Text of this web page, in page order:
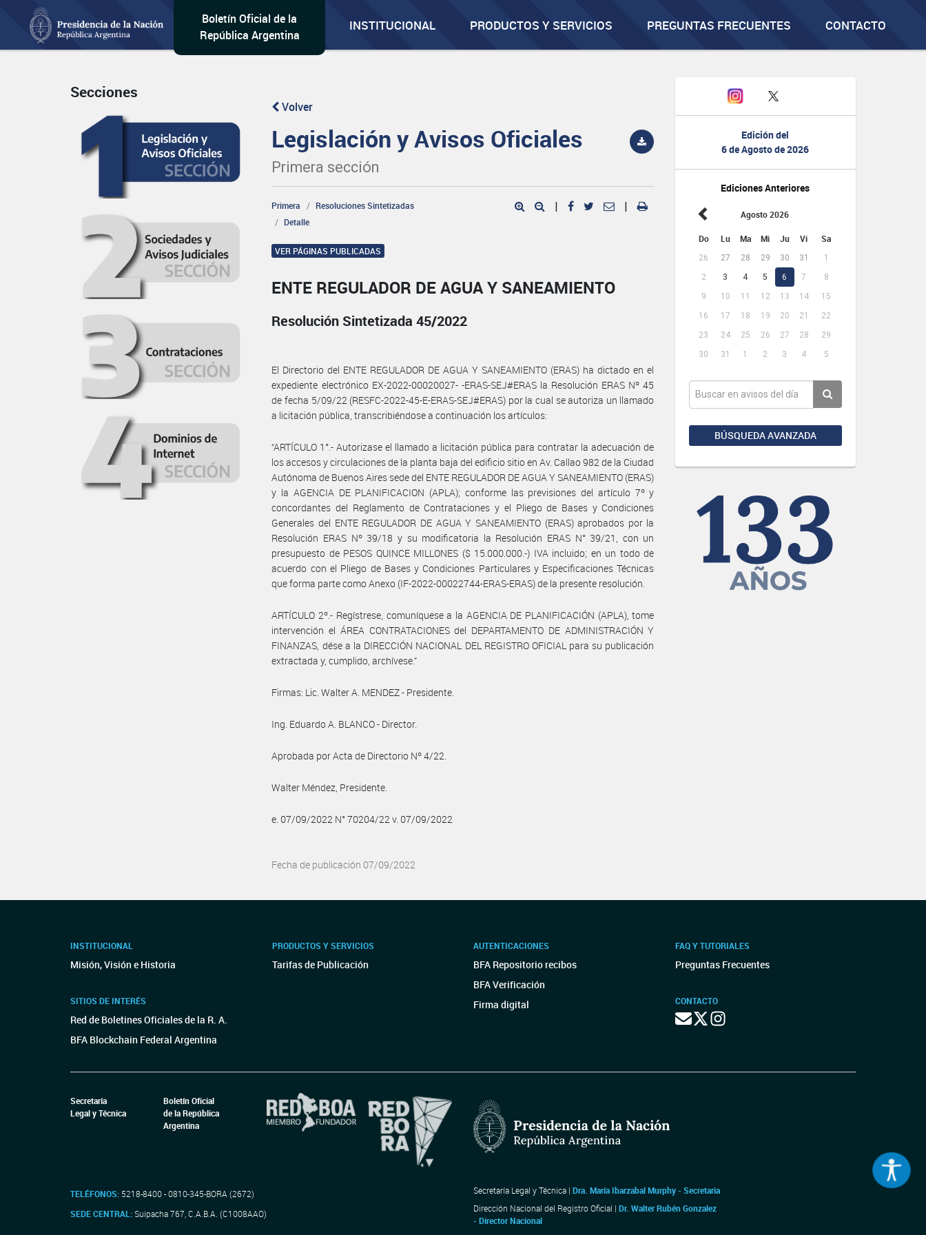
Boletín Oficial de la
República Argentina
INSTITUCIONAL PRODUCTOS Y SERVICIOS PREGUNTAS FRECUENTES CONTACTO
Edición del
6 de Agosto de 2026
Ediciones Anteriores
Agosto 2026
Do Lu Ma Mi Ju Vi Sa
26 27 28 29 30 31
1
2
3 4 5 6 7
8
9
10 11 12 13 14
15
16
17 18 19 20 21
22
23
24 25 26 27 28
29
30
31 1 2 3 4 5
BÚSQUEDA AVANZADA
Secciones
Volver
Legislación y Avisos Oficiales
Primera sección
Primera
Resoluciones Sintetizadas
Detalle
| |
VER PÁGINAS PUBLICADAS
ENTE REGULADOR DE AGUA Y SANEAMIENTO
Resolución Sintetizada 45/2022
El Directorio del ENTE REGULADOR DE AGUA Y SANEAMIENTO (ERAS) ha dictado en el
expediente electrónico EX-2022-00020027- -ERAS-SEJ#ERAS la Resolución ERAS Nº 45
de fecha 5/09/22 (RESFC-2022-45-E-ERAS-SEJ#ERAS) por la cual se autoriza un llamado
a licitación pública, transcribiéndose a continuación los artículos:
“ARTÍCULO 1°.- Autorizase el llamado a licitación pública para contratar la adecuación de
los accesos y circulaciones de la planta baja del edificio sitio en Av. Callao 982 de la Ciudad
Autónoma de Buenos Aires sede del ENTE REGULADOR DE AGUA Y SANEAMIENTO (ERAS)
y la AGENCIA DE PLANIFICACION (APLA); conforme las previsiones del artículo 7º y
concordantes del Reglamento de Contrataciones y el Pliego de Bases y Condiciones
Generales del ENTE REGULADOR DE AGUA Y SANEAMIENTO (ERAS) aprobados por la
Resolución ERAS Nº 39/18 y su modificatoria la Resolución ERAS N° 39/21, con un
presupuesto de PESOS QUINCE MILLONES ($ 15.000.000.-) IVA incluido; en un todo de
acuerdo con el Pliego de Bases y Condiciones Particulares y Especificaciones Técnicas
que forma parte como Anexo (IF-2022-00022744-ERAS-ERAS) de la presente resolución.
ARTÍCULO 2º.- Regístrese, comuníquese a la AGENCIA DE PLANIFICACIÓN (APLA), tome
intervención el ÁREA CONTRATACIONES del DEPARTAMENTO DE ADMINISTRACIÓN Y
FINANZAS, dése a la DIRECCIÓN NACIONAL DEL REGISTRO OFICIAL para su publicación
extractada y, cumplido, archívese.”
Firmas: Lic. Walter A. MENDEZ - Presidente.
Ing. Eduardo A. BLANCO - Director.
Aprobada por Acta de Directorio Nº 4/22.
Walter Méndez, Presidente.
e. 07/09/2022 N° 70204/22 v. 07/09/2022
Fecha de publicación 07/09/2022
INSTITUCIONAL
Misión, Visión e Historia
SITIOS DE INTERÉS
Red de Boletines Oficiales de la R. A.
BFA Blockchain Federal Argentina
PRODUCTOS Y SERVICIOS
Tarifas de Publicación
AUTENTICACIONES
BFA Repositorio recibos
BFA Verificación
Firma digital
FAQ Y TUTORIALES
Preguntas Frecuentes
CONTACTO
Secretaría
Legal y Técnica
Boletín Oficial
de la República
Argentina
TELÉFONOS: 5218-8400 - 0810-345-BORA (2672)
SEDE CENTRAL:Suipacha 767, C.A.B.A. (C1008AAO)
Secretaría Legal y Técnica | Dra. María Ibarzabal Murphy - Secretaria
Dirección Nacional del Registro Oficial | Dr. Walter Rubén Gonzalez
- Director Nacional